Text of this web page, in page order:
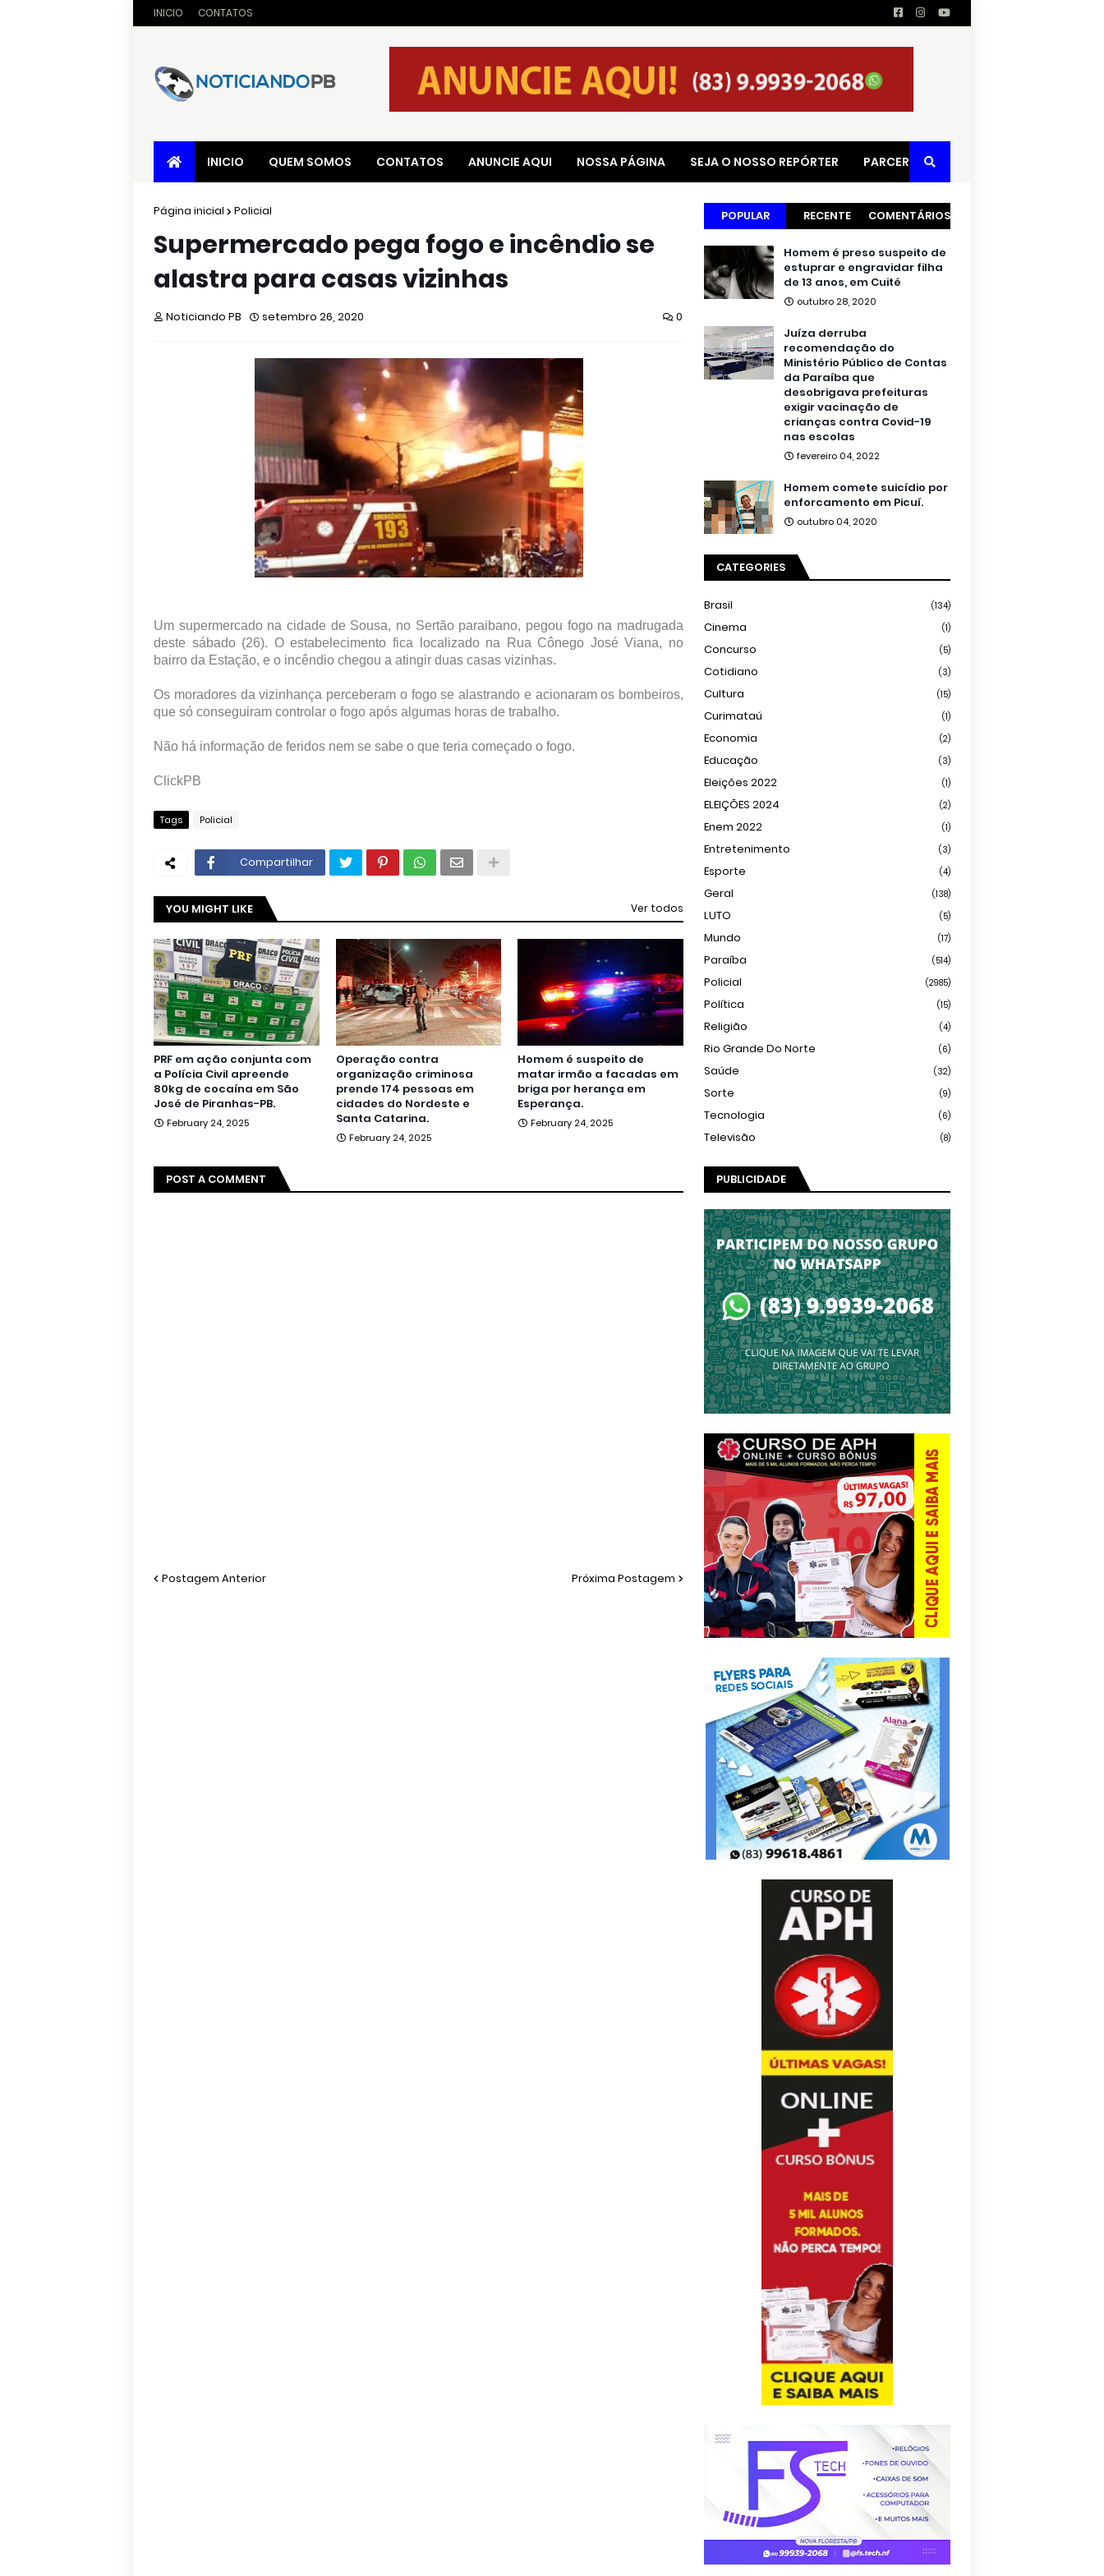
INICIO CONTATOS
INICIO QUEM SOMOS CONTATOS ANUNCIE AQUI NOSSA PÁGINA SEJA O NOSSO REPÓRTER PARCERIAS
Página inicial Policial
Supermercado pega fogo e incêndio se
alastra para casas vizinhas
Noticiando PB setembro 26, 2020 0
Um supermercado na cidade de Sousa, no Sertão paraibano, pegou fogo na madrugada
deste sábado (26). O estabelecimento fica localizado na Rua Cônego José Viana, no
bairro da Estação, e o incêndio chegou a atingir duas casas vizinhas.
Os moradores da vizinhança perceberam o fogo se alastrando e acionaram os bombeiros,
que só conseguiram controlar o fogo após algumas horas de trabalho.
Não há informação de feridos nem se sabe o que teria começado o fogo.
ClickPB
Tags Policial
Compartilhar
YOU MIGHT LIKE Ver todos
PRF em ação conjunta com
a Polícia Civil apreende
80kg de cocaína em São
José de Piranhas-PB.
February 24, 2025
Operação contra
organização criminosa
prende 174 pessoas em
cidades do Nordeste e
Santa Catarina.
February 24, 2025
Homem é suspeito de
matar irmão a facadas em
briga por herança em
Esperança.
February 24, 2025
POST A COMMENT
Postagem Anterior Próxima Postagem
POPULAR RECENTE COMENTÁRIOS
Homem é preso suspeito de
estuprar e engravidar filha
de 13 anos, em Cuité
outubro 28, 2020
Juíza derruba
recomendação do
Ministério Público de Contas
da Paraíba que
desobrigava prefeituras
exigir vacinação de
crianças contra Covid-19
nas escolas
fevereiro 04, 2022
Homem comete suicídio por
enforcamento em Picuí.
outubro 04, 2020
CATEGORIES
Brasil (134)
Cinema (1)
Concurso (5)
Cotidiano (3)
Cultura (15)
Curimataú (1)
Economia (2)
Educação (3)
Eleições 2022 (1)
ELEIÇÕES 2024 (2)
Enem 2022 (1)
Entretenimento (3)
Esporte (4)
Geral (138)
LUTO (5)
Mundo (17)
Paraíba (514)
Policial (2985)
Política (15)
Religião (4)
Rio Grande Do Norte (6)
Saúde (32)
Sorte (9)
Tecnologia (6)
Televisão (8)
PUBLICIDADE